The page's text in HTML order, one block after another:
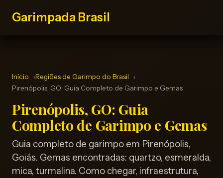
Garimpada Brasil
Início
Regiões de Garimpo do Brasil
Pirenópolis, GO: Guia Completo de Garimpo e Gemas
Pirenópolis, GO: Guia
Completo de Garimpo e Gemas
Guia completo de garimpo em Pirenópolis,
Goiás. Gemas encontradas: quartzo, esmeralda,
mica, turmalina. Como chegar, infraestrutura,